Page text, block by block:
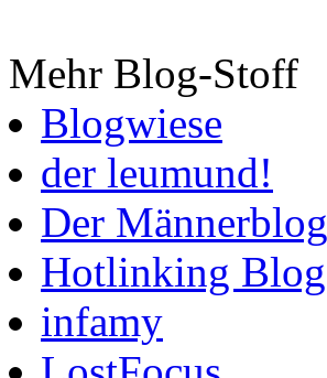
Mehr Blog-Stoff
Blogwiese
der leumund!
Der Männerblog
Hotlinking Blog
infamy